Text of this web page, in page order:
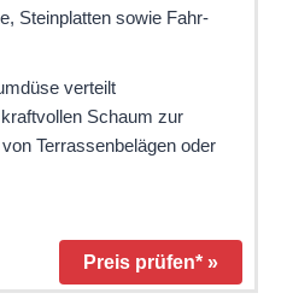
Steinplatten sowie Fahr-
verteilt
Schaum zur
Terrassenbelägen oder
Preis prüfen* »